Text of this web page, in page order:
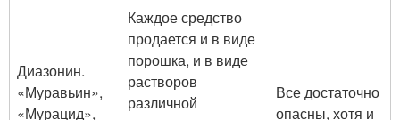
Диазонин.
«Муравьин»,
«Мурацид»,
Каждое средство
продается и в виде
порошка, и в виде
растворов
различной
Все достаточно
опасны, хотя и